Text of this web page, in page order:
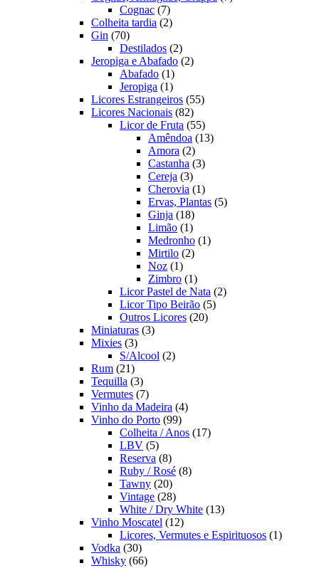
Cognac 77
produtos
Colheita tardia 22
Gin 7070
produtos
Destilados 22
produtos
Jeropiga e Abafado 22
Abafado 11
produto
Jeropiga 11
produto
Licores Estrangeiros 5555
Licores Nacionais 8282
produtos
Licor de Fruta 5555
produtos
Amêndoa 1313
Amora 22
produtos
Castanha 33
Cereja 33
produtos
Cherovia 11
produto
Ervas, Plantas 55
Ginja 1818
produtos
Limão 11
produto
Medronho 11
Mirtilo 22
Noz 11
produto
Zimbro 11
produto
Licor Pastel de Nata 22
Licor Tipo Beirão 55
Outros Licores 2020
Miniaturas 33
Mixies 33
produtos
S/Alcool 22
Rum 2121
produtos
Tequilla 33
produtos
Vermutes 77
produtos
Vinho da Madeira 44
Vinho do Porto 9999
produtos
Colheita / Anos 1717
LBV 55
produtos
Reserva 88
produtos
Ruby / Rosé 88
Tawny 2020
produtos
Vintage 2828
produtos
White / Dry White 1313
Vinho Moscatel 1212
produtos
Licores, Vermutes e Espirituosos 11
Vodka 3030
produtos
Whisky 6666